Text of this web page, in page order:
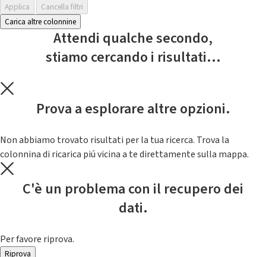
Applica
Cancella filtri
Carica altre colonnine
Attendi qualche secondo,
stiamo cercando i risultati...
Prova a esplorare altre opzioni.
Non abbiamo trovato risultati per la tua ricerca. Trova la
colonnina di ricarica piú vicina a te direttamente sulla mappa.
C'è un problema con il recupero dei
dati.
Per favore riprova.
Riprova